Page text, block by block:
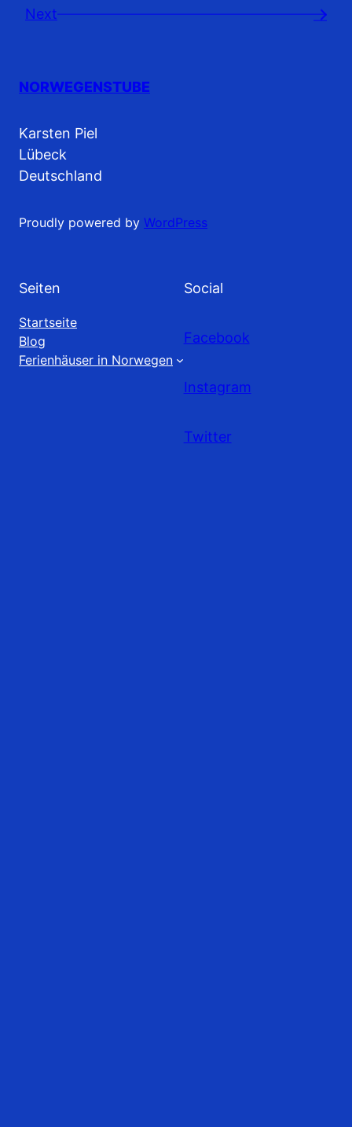
Next
→
NORWEGENSTUBE
Karsten Piel
Lübeck
Deutschland
Proudly powered by WordPress
Seiten
Startseite
Blog
Ferienhäuser in Norwegen
Social
Facebook
Instagram
Twitter